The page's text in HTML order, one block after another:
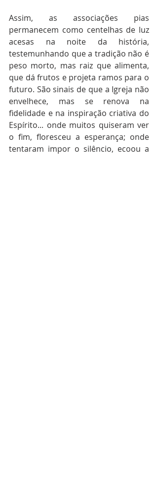
Assim, as associações pias
permanecem como centelhas de luz
acesas na noite da história,
testemunhando que a tradição não é
peso morto, mas raiz que alimenta,
que dá frutos e projeta ramos para o
futuro. São sinais de que a Igreja não
envelhece, mas se renova na
fidelidade e na inspiração criativa do
Espírito... onde muitos quiseram ver
o fim, floresceu a esperança; onde
tentaram impor o silêncio, ecoou a